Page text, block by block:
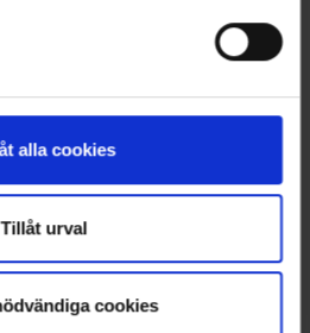
alla cookies
Tillåt urval
cookies